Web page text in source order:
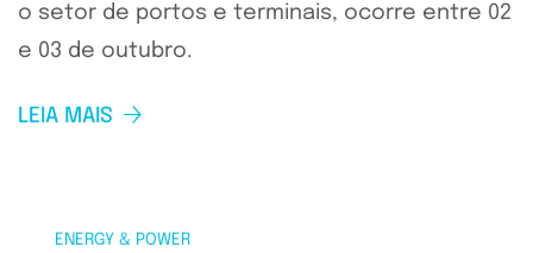
o setor de portos e terminais, ocorre entre 02
e 03 de outubro.
LEIA MAIS
ENERGY & POWER